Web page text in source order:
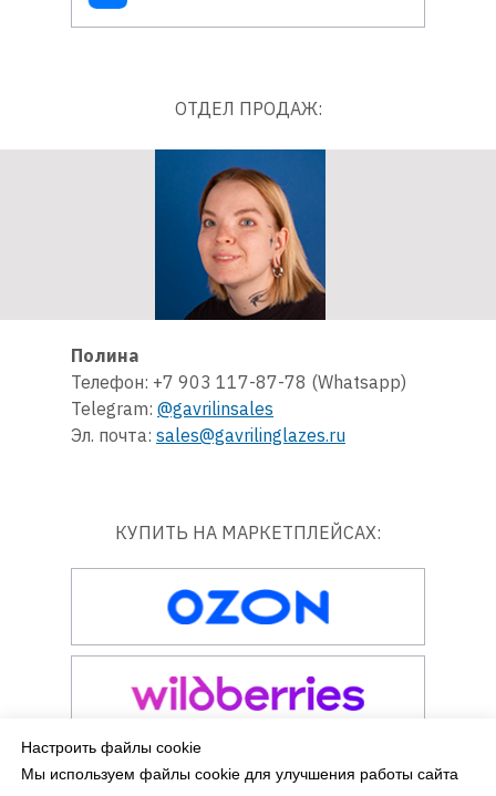
ОТДЕЛ ПРОДАЖ:
КУПИТЬ НА МАРКЕТПЛЕЙСАХ:
Полина
Телефон: +7 903 117-87-78 (Whatsapp)
Telegram: @gavrilinsales
Эл. почта: sales@gavrilinglazes.ru
Настроить файлы cookie
Мы используем файлы cookie для улучшения работы сайта